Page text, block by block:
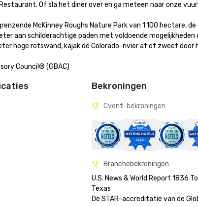
Of sla het diner over en ga meteen naar onze
McKinney Roughs Nature Park van 1.100 hectare,
aan schilderachtige paden met voldoende mogelijkheden
hoge rotswand, kajak de Colorado-rivier af of zweef door
Council® (GBAC)
Bekroningen
Cvent-bekroningen
Branchebekroningen
U.S. News & World Report 1836
Texas
De STAR-accreditatie van de